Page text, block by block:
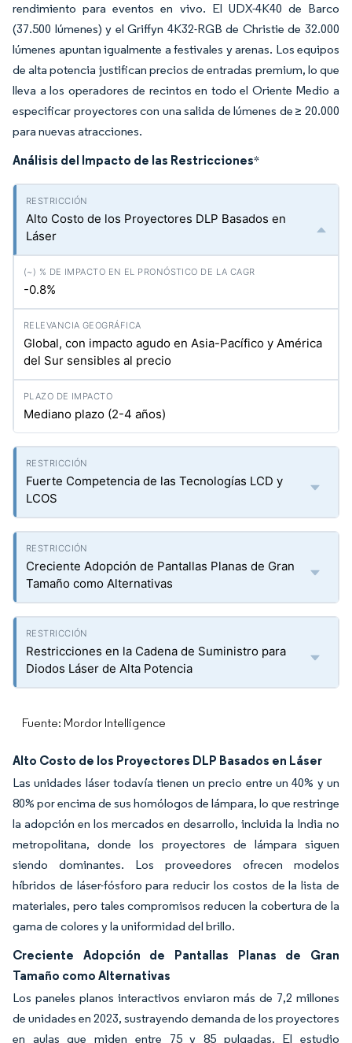
rendimiento para eventos en vivo. El UDX-4K40 de Barco
(37.500 lúmenes) y el Griffyn 4K32-RGB de Christie de 32.000
lúmenes apuntan igualmente a festivales y arenas. Los equipos
de alta potencia justifican precios de entradas premium, lo que
lleva a los operadores de recintos en todo el Oriente Medio a
especificar proyectores con una salida de lúmenes de ≥ 20.000
para nuevas atracciones.
Análisis del Impacto de las Restricciones*
Alto Costo de los Proyectores DLP Basados en
Láser
-0.8%
Global, con impacto agudo en Asia-Pacífico y América
del Sur sensibles al precio
Mediano plazo (2-4 años)
Fuerte Competencia de las Tecnologías LCD y
LCOS
Creciente Adopción de Pantallas Planas de Gran
Tamaño como Alternativas
Restricciones en la Cadena de Suministro para
Diodos Láser de Alta Potencia
Fuente: Mordor Intelligence
Alto Costo de los Proyectores DLP Basados en Láser
Las unidades láser todavía tienen un precio entre un 40% y un
80% por encima de sus homólogos de lámpara, lo que restringe
la adopción en los mercados en desarrollo, incluida la India no
metropolitana, donde los proyectores de lámpara siguen
siendo dominantes. Los proveedores ofrecen modelos
híbridos de láser-fósforo para reducir los costos de la lista de
materiales, pero tales compromisos reducen la cobertura de la
gama de colores y la uniformidad del brillo.
Creciente Adopción de Pantallas Planas de Gran
Tamaño como Alternativas
Los paneles planos interactivos enviaron más de 7,2 millones
de unidades en 2023, sustrayendo demanda de los proyectores
en aulas que miden entre 75 y 85 pulgadas. El estudio